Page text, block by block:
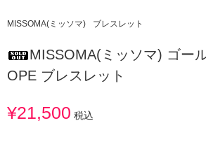
MISSOMA(ミッソマ) ブレスレット
MISSOMA(ミッソマ) ゴー
OPE ブレスレット
¥21,500 税込